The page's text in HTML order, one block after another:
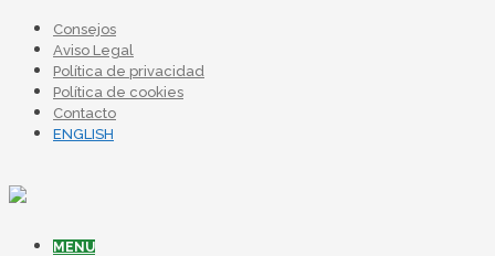
Consejos
Aviso Legal
Política de privacidad
Política de cookies
Contacto
ENGLISH
MENU